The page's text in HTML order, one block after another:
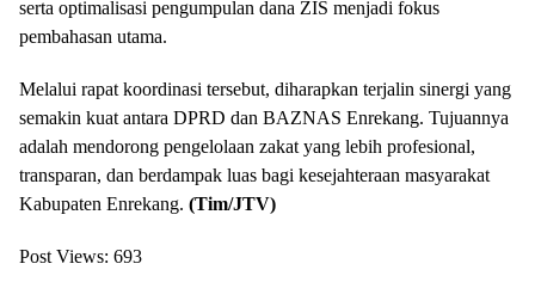
serta optimalisasi pengumpulan dana ZIS menjadi fokus
pembahasan utama.
Melalui rapat koordinasi tersebut, diharapkan terjalin sinergi yang
semakin kuat antara DPRD dan BAZNAS Enrekang. Tujuannya
adalah mendorong pengelolaan zakat yang lebih profesional,
transparan, dan berdampak luas bagi kesejahteraan masyarakat
Kabupaten Enrekang. (Tim/JTV)
Post Views: 693